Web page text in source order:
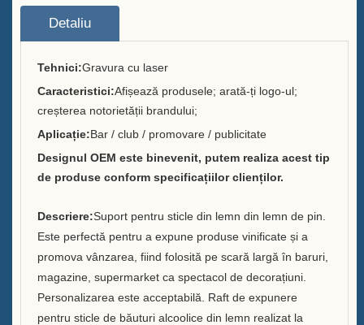
Serviciu
Sustenabilitate
Echipa noastră
Găleată cu gheață cu LED cu
cutie E
Afișaj din rășină în formă D X
Detaliu
Tehnici:Gravura cu laser
Caracteristici:Afișează produsele; arată-ți logo-ul;
creșterea notorietății brandului;
Aplicație:Bar / club / promovare / publicitate
Designul OEM este binevenit, putem realiza acest tip
de produse conform specificațiilor clienților.
Descriere:Suport pentru sticle din lemn din lemn de pin.
Este perfectă pentru a expune produse vinificate și a
promova vânzarea, fiind folosită pe scară largă în baruri,
magazine, supermarket ca spectacol de decorațiuni.
Personalizarea este acceptabilă. Raft de expunere
pentru sticle de băuturi alcoolice din lemn realizat la